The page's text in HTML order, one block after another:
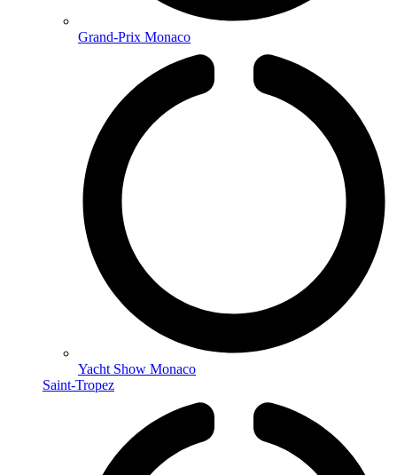
Grand-Prix Monaco
Yacht Show Monaco
Saint-Tropez